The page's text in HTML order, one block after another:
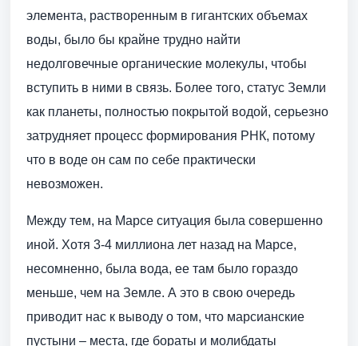
элемента, растворенным в гигантских объемах
воды, было бы крайне трудно найти
недолговечные органические молекулы, чтобы
вступить в ними в связь. Более того, статус Земли
как планеты, полностью покрытой водой, серьезно
затрудняет процесс формирования РНК, потому
что в воде он сам по себе практически
невозможен.
Между тем, на Марсе ситуация была совершенно
иной. Хотя 3-4 миллиона лет назад на Марсе,
несомненно, была вода, ее там было гораздо
меньше, чем на Земле. А это в свою очередь
приводит нас к выводу о том, что марсианские
пустыни – места, где бораты и молибдаты